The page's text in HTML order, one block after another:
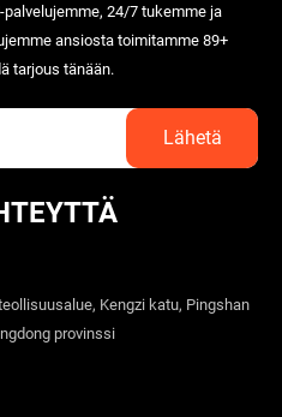
24/7 tukemme ja
ansiosta toimitamme 89+
tarjous tänään.
Kengzi katu, Pingshan
provinssi